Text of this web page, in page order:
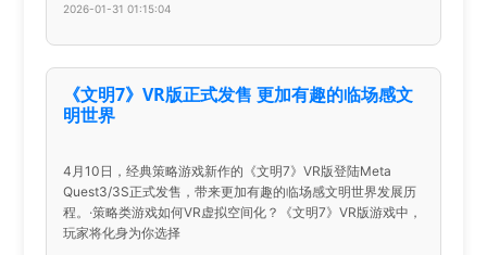
2026-01-31 01:15:04
《文明7》VR版正式发售 更加有趣的临场感文
明世界
4月10日，经典策略游戏新作的《文明7》VR版登陆Meta
Quest3/3S正式发售，带来更加有趣的临场感文明世界发展历
程。·策略类游戏如何VR虚拟空间化？《文明7》VR版游戏中，
玩家将化身为你选择